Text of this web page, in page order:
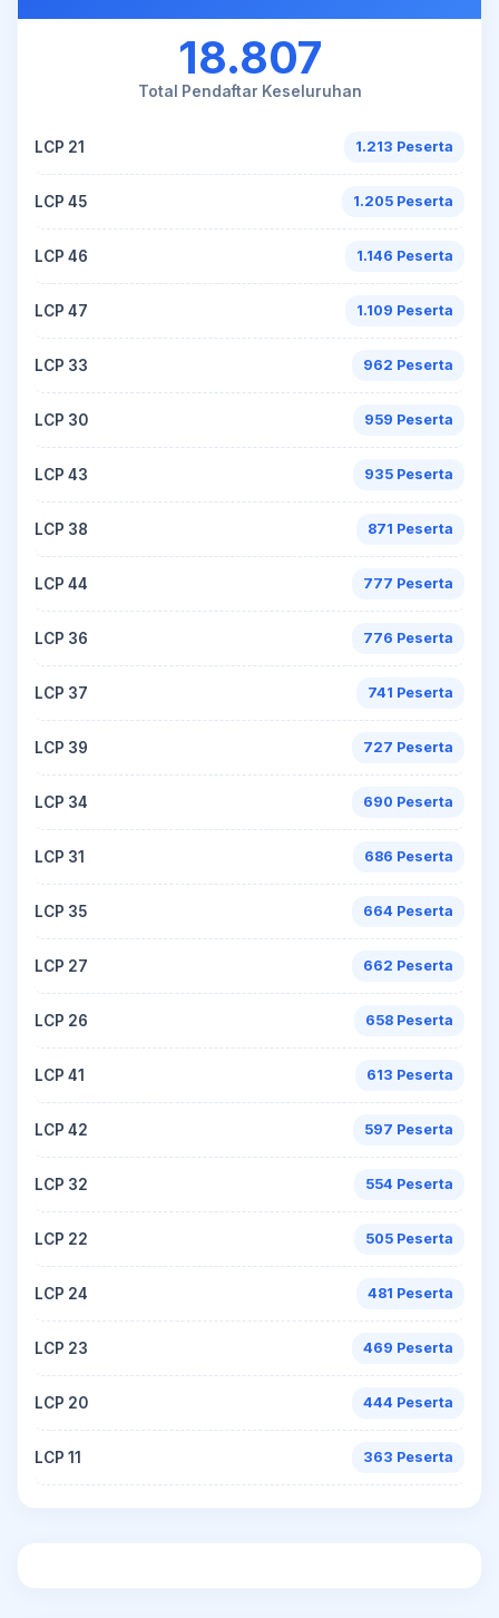
18.807
Total Pendaftar Keseluruhan
LCP 21 1.213 Peserta
LCP 45 1.205 Peserta
LCP 46 1.146 Peserta
LCP 47 1.109 Peserta
LCP 33 962 Peserta
LCP 30 959 Peserta
LCP 43 935 Peserta
LCP 38 871 Peserta
LCP 44 777 Peserta
LCP 36 776 Peserta
LCP 37 741 Peserta
LCP 39 727 Peserta
LCP 34 690 Peserta
LCP 31 686 Peserta
LCP 35 664 Peserta
LCP 27 662 Peserta
LCP 26 658 Peserta
LCP 41 613 Peserta
LCP 42 597 Peserta
LCP 32 554 Peserta
LCP 22 505 Peserta
LCP 24 481 Peserta
LCP 23 469 Peserta
LCP 20 444 Peserta
LCP 11 363 Peserta